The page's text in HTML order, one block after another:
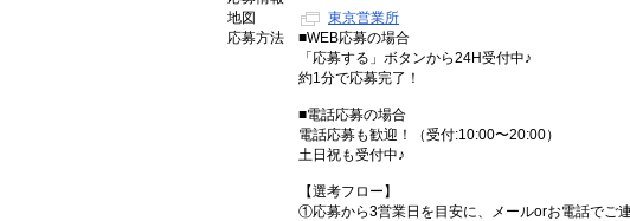
地図
東京営業所
応募方法
■WEB応募の場合
「応募する」ボタンから24H受付中♪
約1分で応募完了！
■電話応募の場合
電話応募も歓迎！（受付:10:00〜20:00）
土日祝も受付中♪
【選考フロー】
①応募から3営業日を目安に、メールorお電話でご連